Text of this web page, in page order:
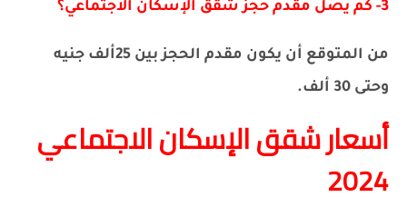
3- كم يصل مقدم حجز شقق الإسكان الاجتماعي؟
من المتوقع أن يكون مقدم الحجز بين 25ألف جنيه
وحتى 30 ألف.
أسعار شقق الإسكان الاجتماعي
2024